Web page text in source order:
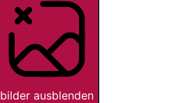
bilder ausblenden